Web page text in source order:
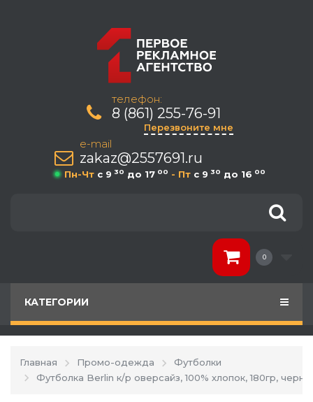
телефон:
8 (861) 255-76-91
Перезвоните мне
e-mail
zakaz@2557691.ru
Пн-Чт c 9 30 до 17 00 - Пт c 9 30 до 16 00
0
КАТЕГОРИИ
Главная Промо-одежда
Футболки
Футболка Berlin к/р оверсайз, 100% хлопок, 180гр,